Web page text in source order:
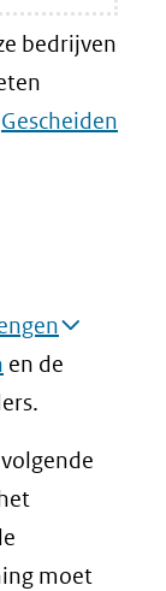
bedrijven
Gescheiden
en de
moet